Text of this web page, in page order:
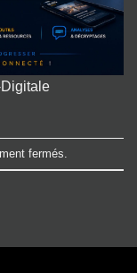
fermés.